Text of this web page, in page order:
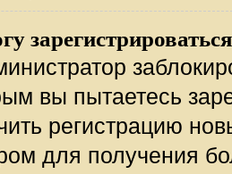
вы пытаетесь
регистрацию
для получения